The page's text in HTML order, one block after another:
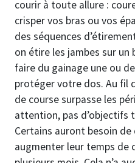
courir à toute allure :
crisper vos bras ou vos
des séquences
on étire les jambes sur un
faire du gainage une ou
protéger votre dos. Au fil
de course surpasse les
attention, pas d’objectifs
Certains auront besoin
augmenter leur temps de